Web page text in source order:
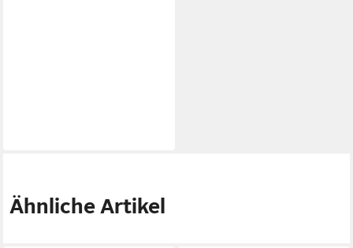
Ähnliche Artikel